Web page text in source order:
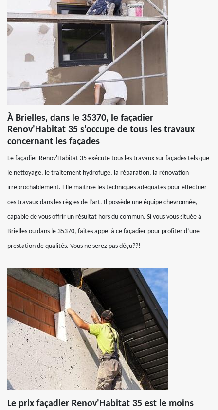
À Brielles, dans le 35370, le façadier
Renov'Habitat 35 s’occupe de tous les travaux
concernant les façades
Le façadier Renov'Habitat 35 exécute tous les travaux sur façades tels que
le nettoyage, le traitement hydrofuge, la réparation, la rénovation
irréprochablement. Elle maîtrise les techniques adéquates pour effectuer
ces travaux dans les règles de l’art. Il possède une équipe chevronnée,
capable de vous offrir un résultat hors du commun. Si vous vous située à
Brielles ou dans le 35370, faites appel à ce façadier pour profiter d’une
prestation de qualités. Vous ne serez pas déçu??!
Le prix façadier Renov'Habitat 35 est le moins